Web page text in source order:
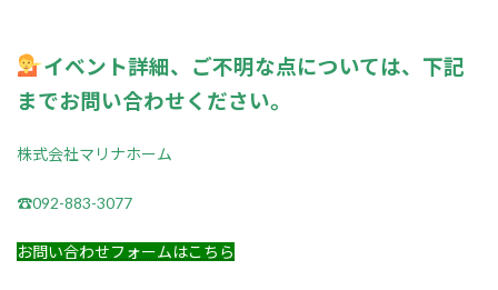
イベント詳細、ご不明な点については、下記
までお問い合わせください。
株式会社マリナホーム
☎092-883-3077
お問い合わせフォームはこちら